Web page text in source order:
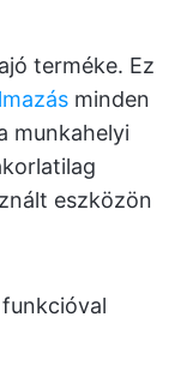
terméke. Ez
minden
munkahelyi
eszközön